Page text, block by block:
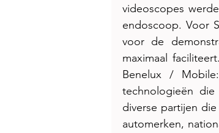
videoscopes
endoscoop. Voor
voor de
maximaal
Benelux /
technologieën
diverse partijen
automerken,